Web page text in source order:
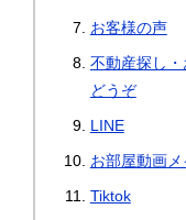
お客様の声
不動産探し
どうぞ
LINE
お部屋動画
Tiktok